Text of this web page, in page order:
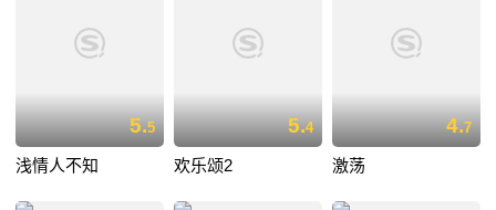
5.5
浅情人不知
5.4
欢乐颂2
4.7
激荡